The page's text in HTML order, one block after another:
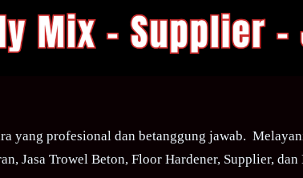
yang profesional dan betanggung jawab.
Jasa Trowel Beton, Floor Hardener, Supplier,